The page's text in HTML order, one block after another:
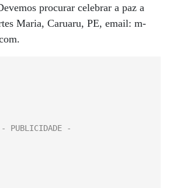
procurar celebrar a paz a
Maria, Caruaru, PE, email: m-